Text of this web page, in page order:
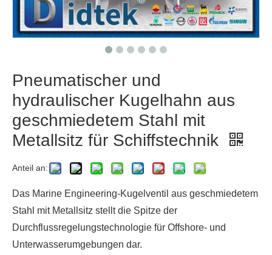
Pneumatischer und
hydraulischer Kugelhahn aus
geschmiedetem Stahl mit
Metallsitz für Schiffstechnik
Anteil an:
Das Marine Engineering-Kugelventil aus geschmiedetem
Stahl mit Metallsitz stellt die Spitze der
Durchflussregelungstechnologie für Offshore- und
Unterwasserumgebungen dar.